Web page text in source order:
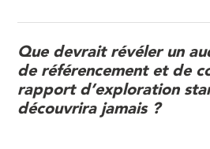
Que devrait révéler un
de référencement et de
rapport d’exploration
découvrira jamais ?